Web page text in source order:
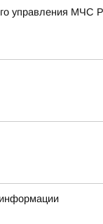
управления МЧС